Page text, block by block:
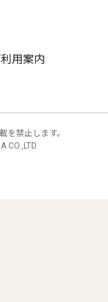
用案内
を禁止します。
CO.,LTD.